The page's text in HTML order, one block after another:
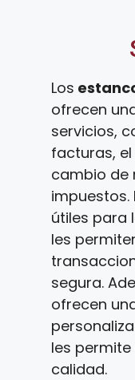
Los
ofrecen
servicios,
facturas,
cambio de
impuestos.
útiles para
les
segura.
ofrecen
les
calidad.